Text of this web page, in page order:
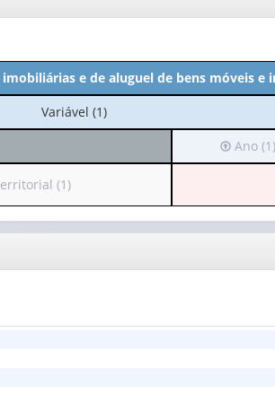
imobiliárias e de aluguel de bens móveis e
No
cabeçalho:
(1)
Variável (1)
Irá
para
(possui
apenas
valor):
(1)
Ano (1)
(1)